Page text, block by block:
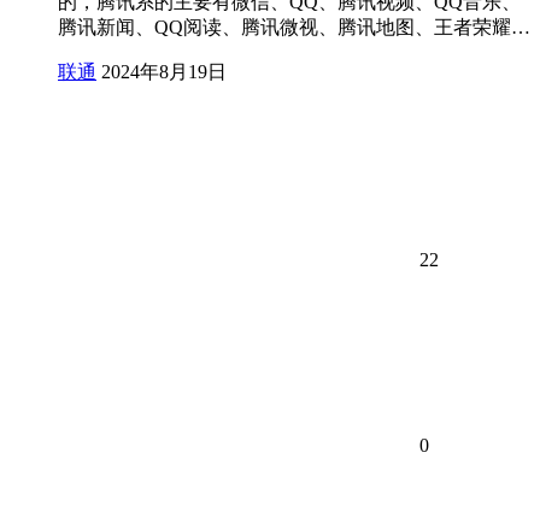
腾讯新闻、QQ阅读、腾讯微视、腾讯地图、王者荣耀…
联通 2024年8月19日
22
0